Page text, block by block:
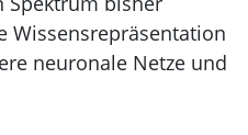
Wissensrepräsentation
neuronale Netze und